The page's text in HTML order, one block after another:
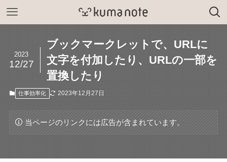
ブックマークレットで、URLに
文字を付加したり、URLの一部を
置換したり
2023
12/27
仕事効率化 2023年12月27日
当ページのリンクには広告が含まれています。